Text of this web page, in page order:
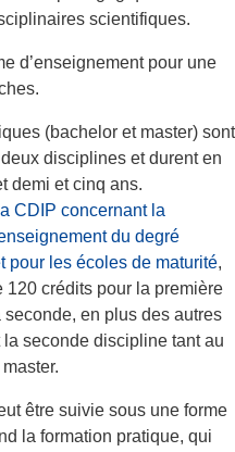
scientifiques.
d’enseignement pour une
(bachelor et master) sont
disciplines et durent en
demi et cinq ans.
CDIP concernant la
du degré
pour les écoles de maturité,
120 crédits pour la première
en plus des autres
seconde discipline tant au
être suivie sous une forme
la formation pratique, qui